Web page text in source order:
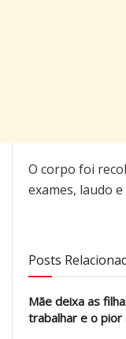
O corpo foi
exames, laudo
Posts
Mãe deixa as
trabalhar e o pior